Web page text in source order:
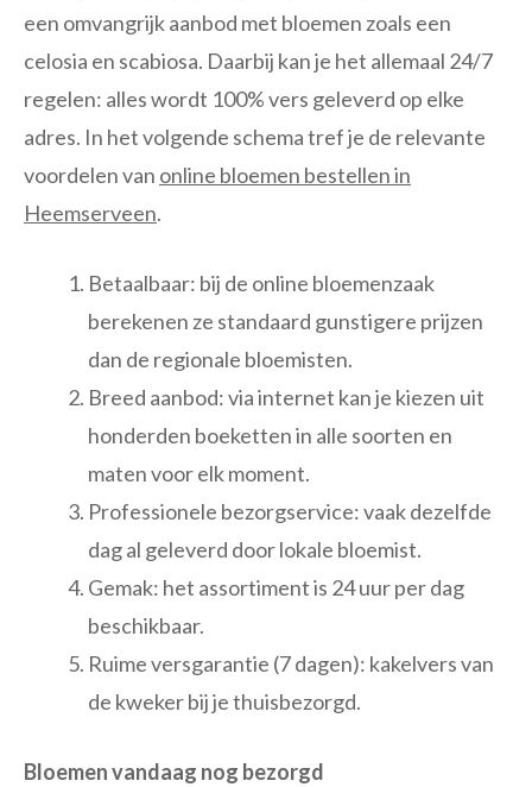
een omvangrijk aanbod met bloemen zoals een
celosia en scabiosa. Daarbij kan je het allemaal 24/7
regelen: alles wordt 100% vers geleverd op elke
adres. In het volgende schema tref je de relevante
voordelen van online bloemen bestellen in
Heemserveen.
Betaalbaar: bij de online bloemenzaak
berekenen ze standaard gunstigere prijzen
dan de regionale bloemisten.
Breed aanbod: via internet kan je kiezen uit
honderden boeketten in alle soorten en
maten voor elk moment.
Professionele bezorgservice: vaak dezelfde
dag al geleverd door lokale bloemist.
Gemak: het assortiment is 24 uur per dag
beschikbaar.
Ruime versgarantie (7 dagen): kakelvers van
de kweker bij je thuisbezorgd.
Bloemen vandaag nog bezorgd